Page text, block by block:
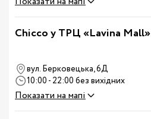
Chicco у ТРЦ «Lavina Mall»
вул. Берковецька, 6Д
10:00 - 22:00 без вихідних
Показати на мапі